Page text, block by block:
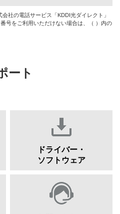
社の電話サービス「KDDI光ダイレクト」
号をご利用いただけない場合は、（ ）内の
ート
ドライバー・
ソフトウェア